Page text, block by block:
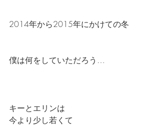
2014年から2015年にかけての冬
僕は何をしていただろう…
キーとエリンは
今より少し若くて